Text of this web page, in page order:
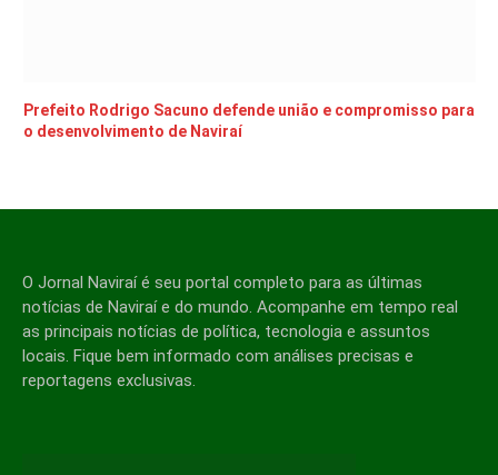
Prefeito Rodrigo Sacuno defende união e compromisso para
o desenvolvimento de Naviraí
O Jornal Naviraí é seu portal completo para as últimas
notícias de Naviraí e do mundo. Acompanhe em tempo real
as principais notícias de política, tecnologia e assuntos
locais. Fique bem informado com análises precisas e
reportagens exclusivas.